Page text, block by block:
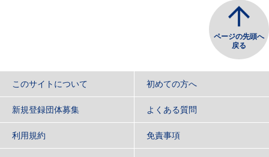
ページの先頭へ
戻る
このサイトについて 初めての方へ
新規登録団体募集 よくある質問
利用規約 免責事項